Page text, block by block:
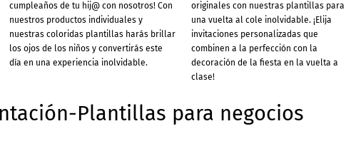
cumpleaños de tu hij@ con nosotros! Con
nuestros productos individuales y
nuestras coloridas plantillas harás brillar
los ojos de los niños y convertirás este
día en una experiencia inolvidable.
originales con nuestras plantillas para
una vuelta al cole inolvidable. ¡Elija
invitaciones personalizadas que
combinen a la perfección con la
decoración de la fiesta en la vuelta a
clase!
Plantillas para negocios